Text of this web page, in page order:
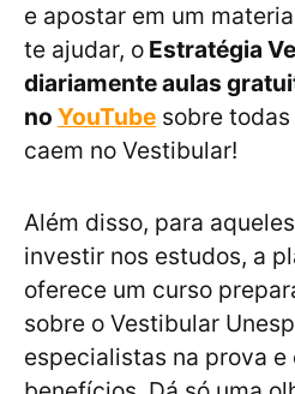
e apostar em um
te ajudar, o Estratégia
diariamente aulas
no YouTube sobre
caem no Vestibular!
Além disso, para
investir nos estudos, a
oferece um curso
sobre o Vestibular
especialistas na prova e